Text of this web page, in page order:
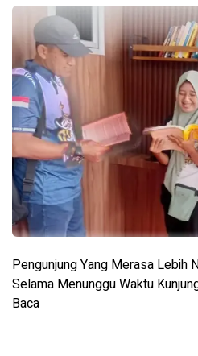
Pengunjung Yang Merasa Lebih
Selama Menunggu Waktu
Baca